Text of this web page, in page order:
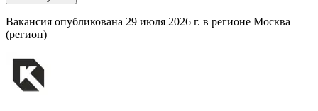
Вакансия опубликована 29 июля 2026 г. в регионе Москва
(регион)